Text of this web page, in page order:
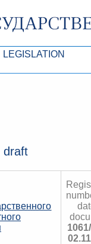
LEGISLATION
draft